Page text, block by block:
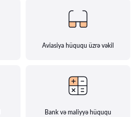
Aviasiya hüququ üzrə vəkil
Bank və maliyyə hüququ